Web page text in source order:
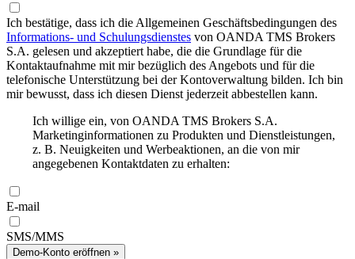
Ich bestätige, dass ich die Allgemeinen Geschäftsbedingungen des
Informations- und Schulungsdienstes von OANDA TMS Brokers
S.A. gelesen und akzeptiert habe, die die Grundlage für die
Kontaktaufnahme mit mir bezüglich des Angebots und für die
telefonische Unterstützung bei der Kontoverwaltung bilden. Ich bin
mir bewusst, dass ich diesen Dienst jederzeit abbestellen kann.
Ich willige ein, von OANDA TMS Brokers S.A.
Marketinginformationen zu Produkten und Dienstleistungen,
z. B. Neuigkeiten und Werbeaktionen, an die von mir
angegebenen Kontaktdaten zu erhalten:
E-mail
SMS/MMS
Demo-Konto eröffnen »